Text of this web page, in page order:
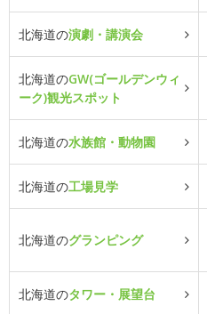
北海道の演劇・講演会
北海道のGW(ゴールデンウィ
ーク)観光スポット
北海道の水族館・動物園
北海道の工場見学
北海道のグランピング
北海道のタワー・展望台